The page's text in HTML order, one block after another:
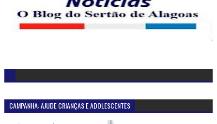
CAMPANHA: AJUDE CRIANÇAS E ADOLESCENTES